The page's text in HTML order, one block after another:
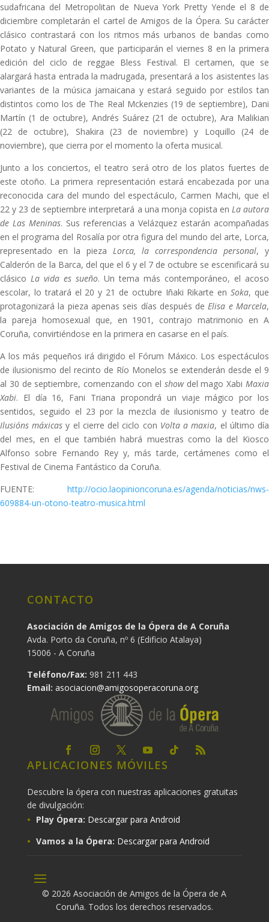
sudafricana del Metropolitan de Nueva York Pretty Yende el 8 de
diciembre completarán el cartel de Amigos de la Ópera. Su carácter
clásico contrastará con los ritmos más urbanos de bandas como
Potato y Natural Green, que participarán el viernes 8 en la primera
edición del ciclo de reggae Bless Festival. El certamen, que se
alargará hasta entrada la madrugada, presentará a los asistentes las
variantes de la música jamaicana y estará seguido por estilos tan
distintos como los de The Real Mckenzies (19 de septiembre), Dani
Martín (1 de octubre), Andrés Suárez (21 de octubre), Ara Malikian
(22 de octubre), Shakira (23 de noviembre) y Loquillo (24 de
noviembre), que cierra por el momento la oferta musical.
Junto a los conciertos, el teatro será otro de los platos fuertes de
este otoño. La primera representación estará encabezada por una
reconocida cara del mundo del espectáculo, Carmen Machi, que el
22 y 23 de septiembre interpretará a una monja copista en La autora
de Las Meninas. Sus referencias a Velázquez estarán acompañadas
en el programa del Rosalía por otra figura del mundo del arte, Lorca,
representado en la pieza Lorca, la correspondencia personal, y
Calderón de la Barca, del que el 6 y el 7 de octubre se escenificará su
clásico La vida es sueño. Un tema más contemporáneo, el acoso
escolar, lo tratará el 20 y 21 de octubre Iñaki Rikarte enSoka, que
protagonizará la pieza apenas seis días después de Elisa e Marcela,
la pareja homosexual que, en 1901, contrajo matrimonio en A
Coruña, convirtiéndose en la primera en casarse en el país.
A los más pequeños irá dirigido el Fórum Máxico. Los espectáculos
de ilusionismo del recinto de Río Monelos se extenderán desde el 9
al 30 de septiembre, comenzando con el showdel mago Xabi Maxia
Xabi. El día 16, Fani Triana propondrá un viaje mágico por los
sentidos, seguido el 23 por la mezcla de ilusionismo y teatro de
Ilusións máxicas y el cierre del ciclo con Volta a maxia, el último día
del mes, en el que también habrá muestras como la del Kiosco
Alfonso sobre Fernando Rey y, más tarde, certámenes como el
Festival de Cinema Fantástico da Coruña.
FUENTE: http://ocio.laopinioncoruna.es/agenda/noticias/nws-
609884-un-otono-teatro-musica.html
CONTACTO
Asociación de Amigos de la Ópera de A Coruña
Avda. Porto da Coruña, nº 6 (Edificio Atalaya)
15006 - A Coruña
Teléfono/Fax: 981 211 443
Email: asociacion@amigosoperacoruna.org
APLICACIONES MÓVILES
Descubre la ópera con nuestras aplicaciones gratuitas
de divulgación:
Play Ópera: Descargar para Android
Vamos a la Ópera: Descargar para Android
© 2026 Asociación de Amigos de la Ópera de A
Coruña. Todos los derechos reservados.